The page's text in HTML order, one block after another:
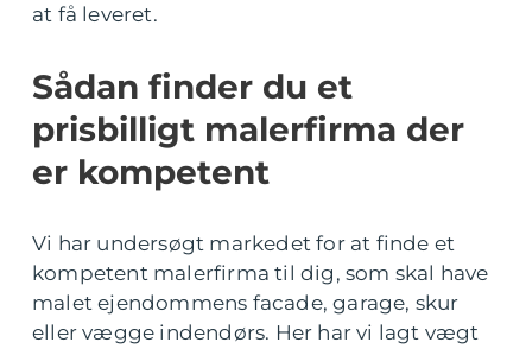
at få leveret.
Sådan finder du et
prisbilligt malerfirma der
er kompetent
Vi har undersøgt markedet for at finde et
kompetent malerfirma til dig, som skal have
malet ejendommens facade, garage, skur
eller vægge indendørs. Her har vi lagt vægt